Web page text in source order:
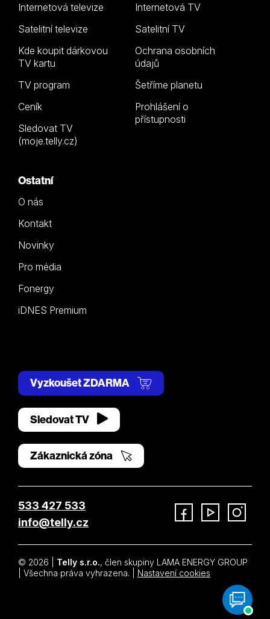
Internetová televize
Satelitní televize
Kde koupit dárkovou
TV kartu
TV program
Ceník
Sledovat TV
(moje.telly.cz)
Internetová TV
Satelitní TV
Ochrana osobních
údajů
Šetříme planetu
Prohlášení o
přístupnosti
Ostatní
O nás
Kontakt
Novinky
Pro média
Fonergy
iDNES Premium
Vyzkoušet ZDARMA
Sledovat TV
Zákaznická zóna
533 427 533
info@telly.cz
© 2026 | Telly s.r.o., člen skupiny LAMA ENERGY GROUP
| Všechna práva vyhrazena. |
Nastavení cookies